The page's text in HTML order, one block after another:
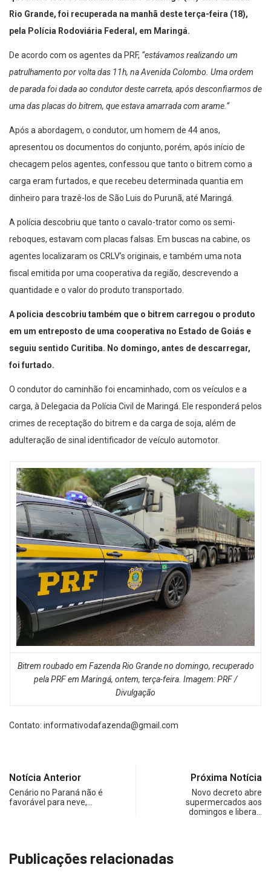
Rio Grande, foi recuperada na manhã deste terça-feira (18),
pela Polícia Rodoviária Federal, em Maringá.
De acordo com os agentes da PRF, “estávamos realizando um
patrulhamento por volta das 11h, na Avenida Colombo. Uma ordem
de parada foi dada ao condutor deste carreta, após desconfiarmos de
uma das placas do bitrem, que estava amarrada com arame.”
Após a abordagem, o condutor, um homem de 44 anos,
apresentou os documentos do conjunto, porém, após início de
checagem pelos agentes, confessou que tanto o bitrem como a
carga eram furtados, e que recebeu determinada quantia em
dinheiro para trazê-los de São Luis do Purunã, até Maringá.
A polícia descobriu que tanto o cavalo-trator como os semi-
reboques, estavam com placas falsas. Em buscas na cabine, os
agentes localizaram os CRLV’s originais, e também uma nota
fiscal emitida por uma cooperativa da região, descrevendo a
quantidade e o valor do produto transportado.
A policia descobriu também que o bitrem carregou o produto
em um entreposto de uma cooperativa no Estado de Goiás e
seguiu sentido Curitiba. No domingo, antes de descarregar,
foi furtado.
O condutor do caminhão foi encaminhado, com os veículos e a
carga, à Delegacia da Polícia Civil de Maringá. Ele responderá pelos
crimes de receptação do bitrem e da carga de soja, além de
adulteração de sinal identificador de veículo automotor.
Bitrem roubado em Fazenda Rio Grande no domingo, recuperado
pela PRF em Maringá, ontem, terça-feira. Imagem: PRF /
Divulgação
Contato: informativodafazenda@gmail.com
Notícia Anterior
Cenário no Paraná não é
favorável para neve,…
Próxima Notícia
Novo decreto abre
supermercados aos
domingos e libera…
Publicações relacionadas